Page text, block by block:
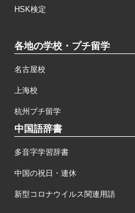
HSK検定
各地の学校・プチ留学
名古屋校
上海校
杭州プチ留学
中国語辞書
多音字学習辞書
中国の祝日・連休
新型コロナウイルス関連用語